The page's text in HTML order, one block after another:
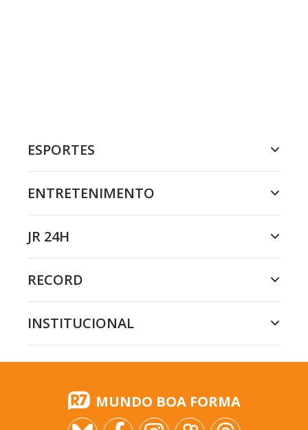
ESPORTES
ENTRETENIMENTO
JR 24H
RECORD
INSTITUCIONAL
MUNDO BOA FORMA